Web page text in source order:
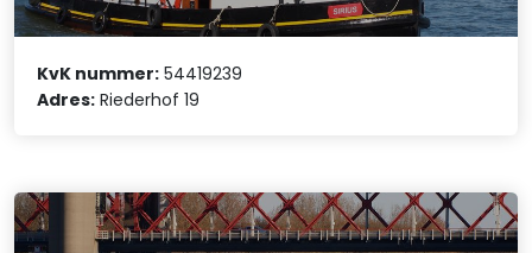
KvK nummer: 54419239
Adres: Riederhof 19